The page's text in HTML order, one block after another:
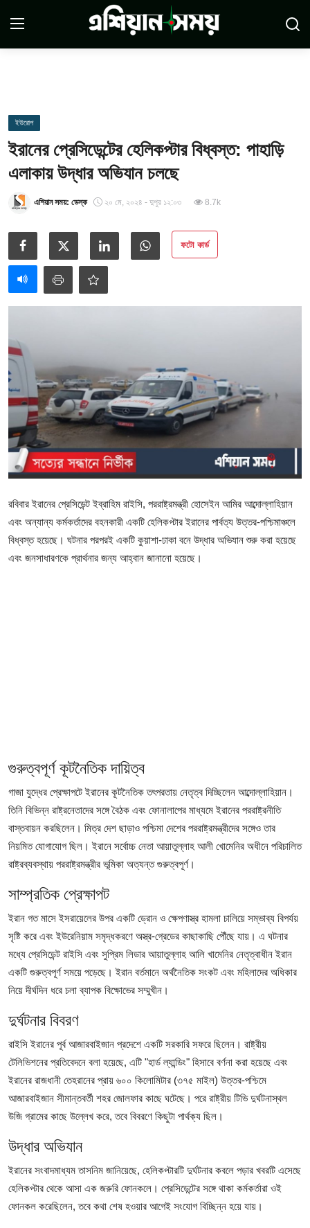
সম্পর্কে
সারাদেশ
সর্বশেষ
শর্তাবলী
জাতীয়
রাজনীতি
অর্থনীতি
আন্তর্জাতিক
বিনোদন
খেলা
বরিশাল বিভাগ
রাজশাহী বিভাগ
খুলনা বিভাগ
সিলেট বিভাগ
রংপুর বিভাগ
আইনি পরামর্শের
চাকরি
ইউরোপ
ইরানের প্রেসিডেন্টের হেলিকপ্টার বিধ্বস্ত: পাহাড়ি
এলাকায় উদ্ধার অভিযান চলছে
এশিয়ান সময়: ডেস্ক ২০ মে, ২০২৪ - দুপুর ১২:০৩ 8.7k
ফটো কার্ড
রবিবার ইরানের প্রেসিডেন্ট ইব্রাহিম রাইসি, পররাষ্ট্রমন্ত্রী হোসেইন আমির আব্দোল্লাহিয়ান
এবং অন্যান্য কর্মকর্তাদের বহনকারী একটি হেলিকপ্টার ইরানের পার্বত্য উত্তর-পশ্চিমাঞ্চলে
বিধ্বস্ত হয়েছে। ঘটনার পরপরই একটি কুয়াশা-ঢাকা বনে উদ্ধার অভিযান শুরু করা হয়েছে
এবং জনসাধারণকে প্রার্থনার জন্য আহ্বান জানানো হয়েছে।
গুরুত্বপূর্ণ কূটনৈতিক দায়িত্ব
গাজা যুদ্ধের প্রেক্ষাপটে ইরানের কূটনৈতিক তৎপরতায় নেতৃত্ব দিচ্ছিলেন আব্দোল্লাহিয়ান।
তিনি বিভিন্ন রাষ্ট্রনেতাদের সঙ্গে বৈঠক এবং ফোনালাপের মাধ্যমে ইরানের পররাষ্ট্রনীতি
বাস্তবায়ন করছিলেন। মিত্র দেশ ছাড়াও পশ্চিমা দেশের পররাষ্ট্রমন্ত্রীদের সঙ্গেও তার
নিয়মিত যোগাযোগ ছিল। ইরানে সর্বোচ্চ নেতা আয়াতুল্লাহ আলী খোমেনির অধীনে পরিচালিত
রাষ্ট্রব্যবস্থায় পররাষ্ট্রমন্ত্রীর ভূমিকা অত্যন্ত গুরুত্বপূর্ণ।
সাম্প্রতিক প্রেক্ষাপট
ইরান গত মাসে ইসরায়েলের উপর একটি ড্রোন ও ক্ষেপণাস্ত্র হামলা চালিয়ে সম্ভাব্য বিপর্যয়
সৃষ্টি করে এবং ইউরেনিয়াম সমৃদ্ধকরণে অস্ত্র-গ্রেডের কাছাকাছি পৌঁছে যায়। এ ঘটনার
মধ্যে প্রেসিডেন্ট রাইসি এবং সুপ্রিম লিডার আয়াতুল্লাহ আলি খামেনির নেতৃত্বাধীন ইরান
একটি গুরুত্বপূর্ণ সময়ে পড়েছে। ইরান বর্তমানে অর্থনৈতিক সংকট এবং মহিলাদের অধিকার
নিয়ে দীর্ঘদিন ধরে চলা ব্যাপক বিক্ষোভের সম্মুখীন।
দুর্ঘটনার বিবরণ
রাইসি ইরানের পূর্ব আজারবাইজান প্রদেশে একটি সরকারি সফরে ছিলেন। রাষ্ট্রীয়
টেলিভিশনের প্রতিবেদনে বলা হয়েছে, এটি "হার্ড ল্যান্ডিং" হিসাবে বর্ণনা করা হয়েছে এবং
ইরানের রাজধানী তেহরানের প্রায় ৬০০ কিলোমিটার (৩৭৫ মাইল) উত্তর-পশ্চিমে
আজারবাইজান সীমান্তবর্তী শহর জোলফার কাছে ঘটেছে। পরে রাষ্ট্রীয় টিভি দুর্ঘটনাস্থল
উজি গ্রামের কাছে উল্লেখ করে, তবে বিবরণে কিছুটা পার্থক্য ছিল।
উদ্ধার অভিযান
ইরানের সংবাদমাধ্যম তাসনিম জানিয়েছে, হেলিকপ্টারটি দুর্ঘটনার কবলে পড়ার খবরটি এসেছে
হেলিকপ্টার থেকে আসা এক জরুরি ফোনকলে। প্রেসিডেন্টের সঙ্গে থাকা কর্মকর্তারা ওই
ফোনকল করেছিলেন, তবে কথা শেষ হওয়ার আগেই সংযোগ বিচ্ছিন্ন হয়ে যায়।